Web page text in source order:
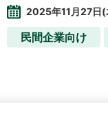
2025年11月27日
民間企業向け